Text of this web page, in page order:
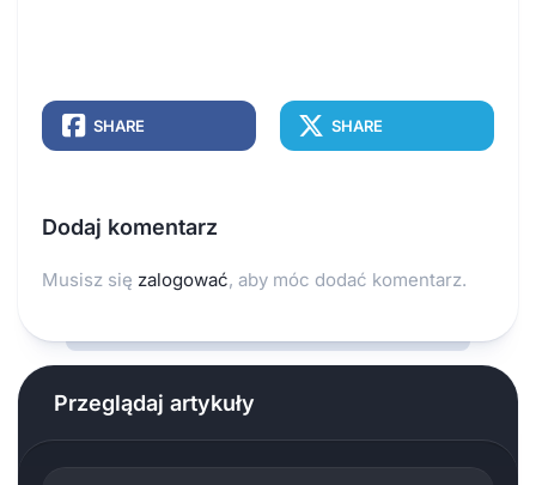
SHARE SHARE
Dodaj komentarz
Musisz się zalogować, aby móc dodać komentarz.
Przeglądaj artykuły